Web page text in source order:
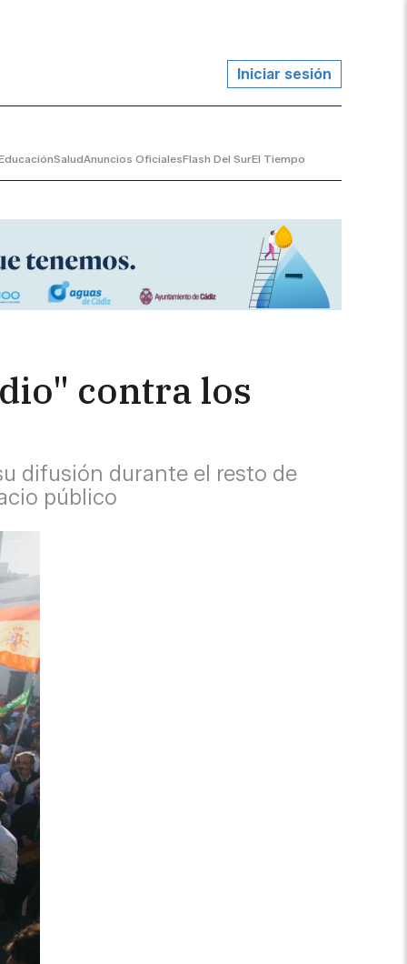
Iniciar sesión
SaludAnuncios OficialesFlash Del SurEl Tiempo
contra los
difusión durante el resto de
público